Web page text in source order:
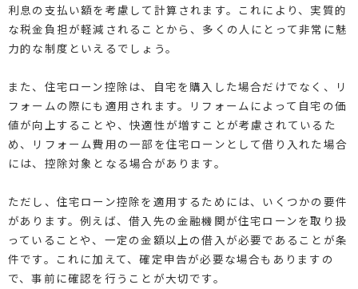
利息の支払い額を考慮して計算されます。これにより、実質的
な税金負担が軽減されることから、多くの人にとって非常に魅
力的な制度といえるでしょう。
また、住宅ローン控除は、自宅を購入した場合だけでなく、リ
フォームの際にも適用されます。リフォームによって自宅の価
値が向上することや、快適性が増すことが考慮されているた
め、リフォーム費用の一部を住宅ローンとして借り入れた場合
には、控除対象となる場合があります。
ただし、住宅ローン控除を適用するためには、いくつかの要件
があります。例えば、借入先の金融機関が住宅ローンを取り扱
っていることや、一定の金額以上の借入が必要であることが条
件です。これに加えて、確定申告が必要な場合もありますの
で、事前に確認を行うことが大切です。